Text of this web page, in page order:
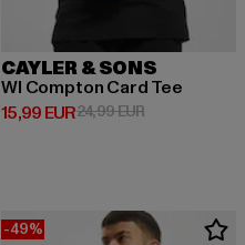
CAYLER & SONS
Wl Compton Card Tee
15,99 EUR
Derzeitiger Preis: 15,99 EUR
24,99 EURAktionspreis:
-49%